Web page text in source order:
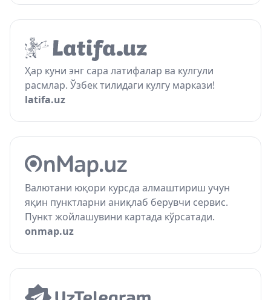
Ҳар куни энг сара латифалар ва кулгули
расмлар. Ўзбек тилидаги кулгу маркази!
latifa.uz
Валютани юқори курсда алмаштириш учун
яқин пунктларни аниқлаб берувчи сервис.
Пункт жойлашувини картада кўрсатади.
onmap.uz